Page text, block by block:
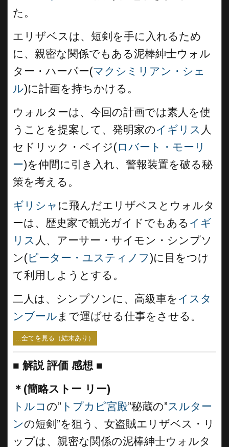
た。
エリザベスは、短剣を手に入れるため
に、親密な関係でもある泥棒紳士ウォル
ター・ハーパー(マクシミリアン・シェ
ル)に計画を持ちかける。
ウォルターは、今回の計画では素人を使
うことを提案して、発明家のイギリス 人
セドリック・ペイジ(ロバート・モーリ
ー)を仲間に引き入れ、警報装置を破る秘
策を考える。
ギリシャ に飛んだエリザベスとウォルタ
ーは、歴史家で観光ガイドでもある イギ
リス 人、アーサー・サイモン・シンプソ
ン(ピーター・ユスティノフ)に目をつけ
て利用しようとする。
二人は、シンプソンに、高級車を イスタ
ンブール まで運ばせる仕事をさせる。
...全てを見る（結末あり）
■ 解説 評価 感想 ■
＊(簡略ストー リー)
トルコ の” トプカピ宮殿”秘蔵の”スルター
ンの短剣”を狙う、女盗賊エリザベス・リ
ップは、親密な関係の泥棒紳士ウォルタ